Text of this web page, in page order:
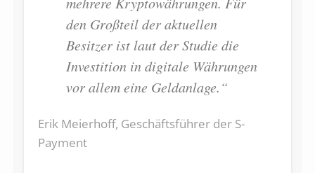
den Großteil der aktuellen
Besitzer ist laut der Studie die
Investition in digitale Währungen
vor allem eine Geldanlage.“
Erik Meierhoff, Geschäftsführer der S-
Payment